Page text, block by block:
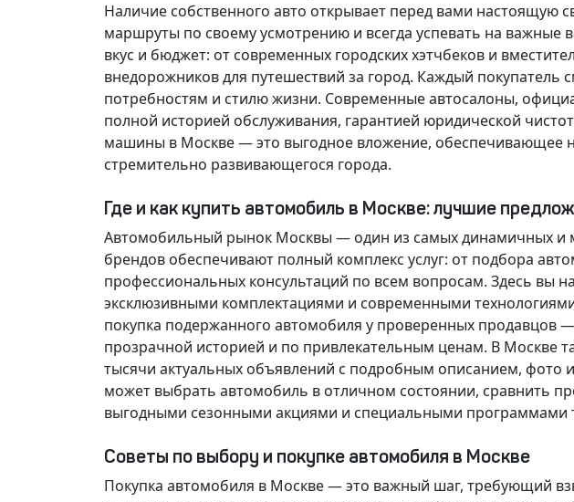
Наличие собственного авто открывает перед вами
маршруты по своему усмотрению и всегда успевать на
вкус и бюджет: от современных городских хэтчбеков и
внедорожников для путешествий за город. Каждый покупатель
потребностям и стилю жизни. Современные автосалоны,
полной историей обслуживания, гарантией юридической
машины в Москве — это выгодное вложение, обеспечивающее
стремительно развивающегося города.
Где и как купить автомобиль в Москве: лучшие
Автомобильный рынок Москвы — один из самых динамичных и
брендов обеспечивают полный комплекс услуг: от подбора
профессиональных консультаций по всем вопросам. Здесь вы
эксклюзивными комплектациями и современными
покупка подержанного автомобиля у проверенных продавцов
прозрачной историей и по привлекательным ценам. В Москве
тысячи актуальных объявлений с подробным описанием, фото
может выбрать автомобиль в отличном состоянии, сравнить
выгодными сезонными акциями и специальными программами
Советы по выбору и покупке автомобиля в Москве
Покупка автомобиля в Москве — это важный шаг, требующий